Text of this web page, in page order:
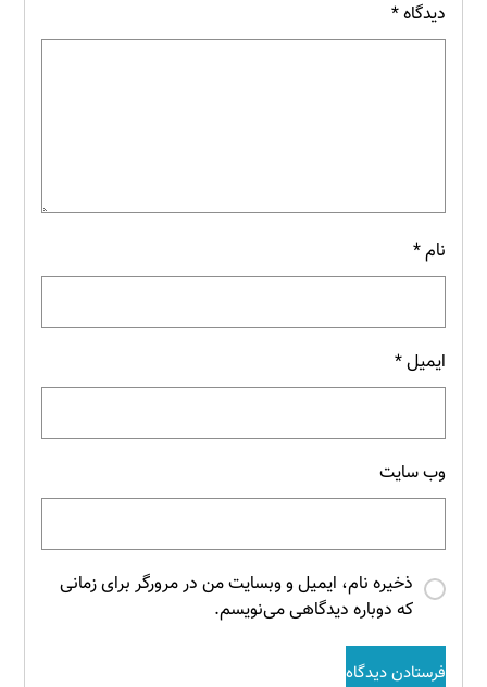
دیدگاه*
نام*
ایمیل*
وب‌ سایت
ذخیره نام، ایمیل و وبسایت من در مرورگر برای زمانی
که دوباره دیدگاهی می‌نویسم.
فرستادن دیدگاه